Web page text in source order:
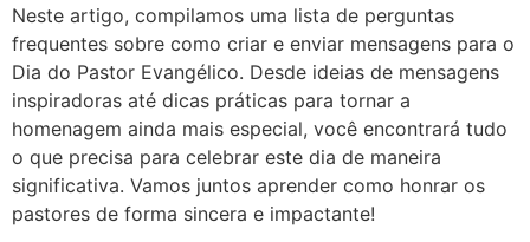
Neste artigo, compilamos uma lista de perguntas
frequentes sobre como criar e enviar mensagens para o
Dia do Pastor Evangélico. Desde ideias de mensagens
inspiradoras até dicas práticas para tornar a
homenagem ainda mais especial, você encontrará tudo
o que precisa para celebrar este dia de maneira
significativa. Vamos juntos aprender como honrar os
pastores de forma sincera e impactante!